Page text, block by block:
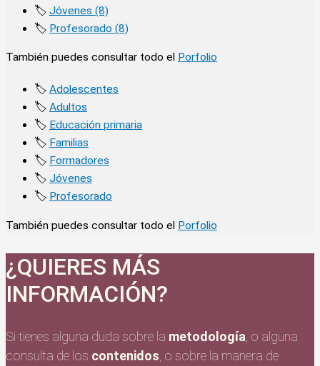
🏷️ Jóvenes (8)
🏷️ Profesorado (8)
También puedes consultar todo el Porfolio
🏷️ Adolescentes
🏷️ Adultos
🏷️ Educación primaria
🏷️ Familias
🏷️ Formadores
🏷️ Jóvenes
🏷️ Profesorado
También puedes consultar todo el Porfolio
¿QUIERES MÁS
INFORMACIÓN?
Si tienes alguna duda sobre la metodología , o alguna
consulta de los contenidos , o sobre la manera de